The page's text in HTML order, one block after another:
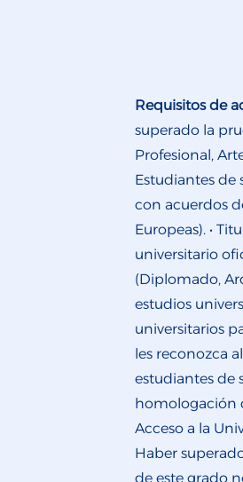
Requisitos de
superado la
Profesional,
Estudiantes de
con acuerdos
Europeas). •
universitario
(Diplomado,
estudios
universitarios
les reconozca
estudiantes de
homologación
Acceso a la
Haber
de este grado